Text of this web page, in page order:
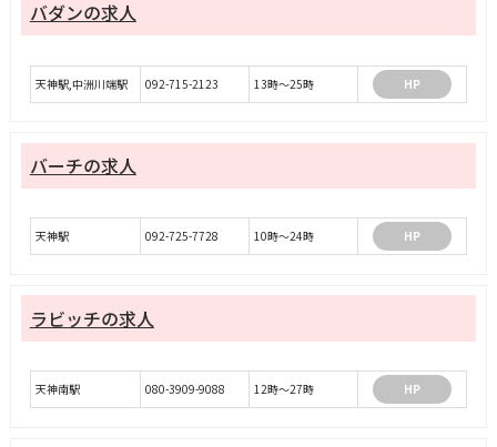
バダンの求人
天神駅,中洲川端駅 092-715-2123 13時～25時 HP
バーチの求人
天神駅 092-725-7728 10時～24時 HP
ラビッチの求人
天神南駅 080-3909-9088 12時～27時 HP